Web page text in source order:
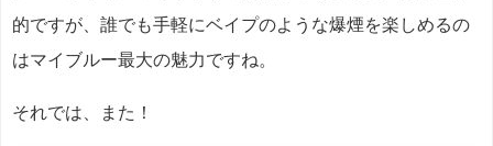
的ですが、誰でも手軽にベイプのような爆煙を楽しめるの
はマイブルー最大の魅力ですね。
それでは、また！